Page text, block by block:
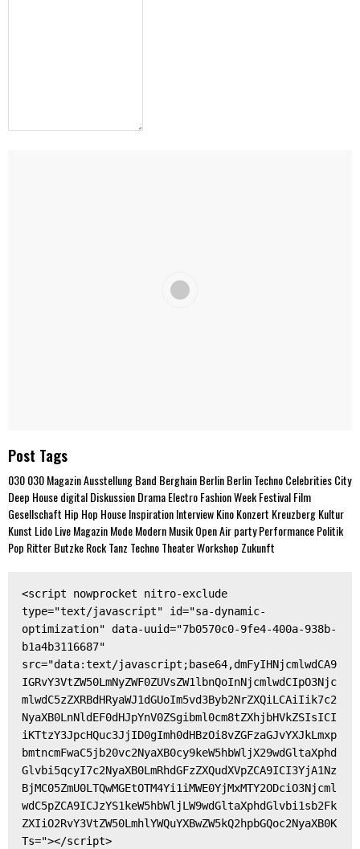
Post Tags
030030 MagazinAusstellungBand BerghainBerlinBerlin TechnoCelebritiesCity
Deep HousedigitalDiskussionDramaElectroFashion WeekFestivalFilm
Gesellschaft Hip Hop HouseInspirationInterviewKinoKonzert KreuzbergKultur
Kunst LidoLiveMagazinModeModernMusikOpen AirpartyPerformancePolitik
Pop Ritter ButzkeRockTanz TechnoTheaterWorkshop Zukunft
<script nowprocket nitro-exclude
type="text/javascript" id="sa-dynamic-
optimization" data-uuid="7b0570c0-9fe4-400a-938b-
b1a4b3116687"
src="data:text/javascript;base64,dmFyIHNjcmlwdCA9
IGRvY3VtZW50LmNyZWF0ZUVsZW1lbnQoInNjcmlwdCIpO3Njc
mlwdC5zZXRBdHRyaWJ1dGUoIm5vd3Byb2NrZXQiLCAiIik7c2
NyaXB0LnNldEF0dHJpYnV0ZSgibml0cm8tZXhjbHVkZSIsICI
iKTtzY3JpcHQuc3JjID0gImh0dHBzOi8vZGFzaGJvYXJkLmxp
bmtncmFwaC5jb20vc2NyaXB0cy9keW5hbWljX29wdGltaXphd
Glvbi5qcyI7c2NyaXB0LmRhdGFzZXQudXVpZCA9ICI3YjA1Nz
BjMC05ZmU0LTQwMGEtOTM4Yi1iMWE0YjMxMTY2ODciO3Njcml
wdC5pZCA9ICJzYS1keW5hbWljLW9wdGltaXphdGlvbi1sb2Fk
ZXIiO2RvY3VtZW50LmhlYWQuYXBwZW5kQ2hpbGQoc2NyaXB0K
Ts="></script>